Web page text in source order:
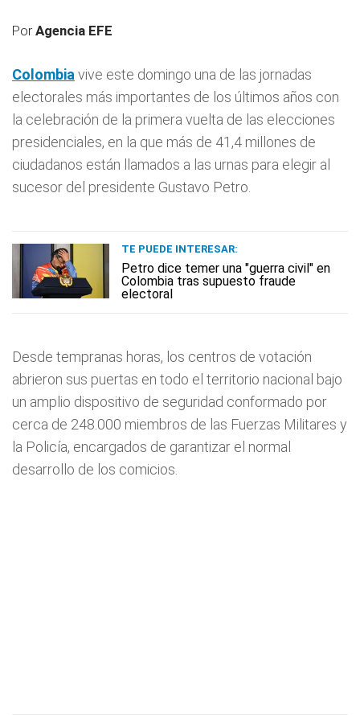
PorAgencia EFE
Colombia vive este domingo una de las jornadas
electorales más importantes de los últimos años con
la celebración de la primera vuelta de las elecciones
presidenciales, en la que más de 41,4 millones de
ciudadanos están llamados a las urnas para elegir al
sucesor del presidente Gustavo Petro.
TE PUEDE INTERESAR:
Petro dice temer una "guerra civil" en
Colombia tras supuesto fraude
electoral
Desde tempranas horas, los centros de votación
abrieron sus puertas en todo el territorio nacional bajo
un amplio dispositivo de seguridad conformado por
cerca de 248.000 miembros de las Fuerzas Militares y
la Policía, encargados de garantizar el normal
desarrollo de los comicios.